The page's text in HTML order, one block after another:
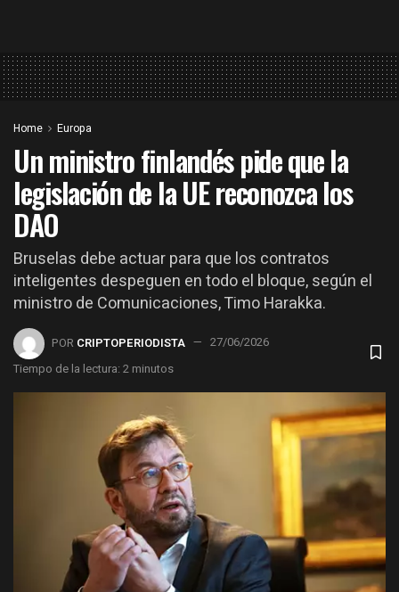
Home Europa
Un ministro finlandés pide que la
legislación de la UE reconozca los
DAO
Bruselas debe actuar para que los contratos
inteligentes despeguen en todo el bloque, según el
ministro de Comunicaciones, Timo Harakka.
POR CRIPTOPERIODISTA
27/06/2026
Tiempo de la lectura: 2 minutos